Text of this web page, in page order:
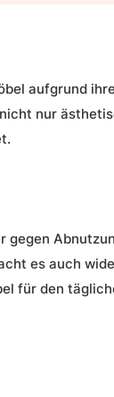
aufgrund
nur
es auch
für den